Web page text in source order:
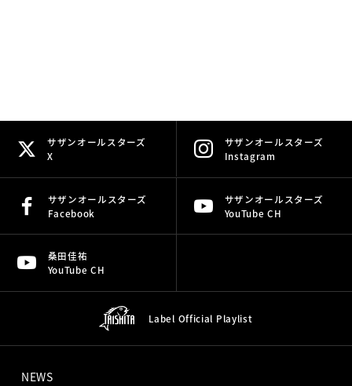
サザンオールスターズ
X
サザンオールスターズ
Instagram
サザンオールスターズ
Facebook
サザンオールスターズ
YouTube CH
桑田佳祐
YouTube CH
Label Official Playlist
NEWS